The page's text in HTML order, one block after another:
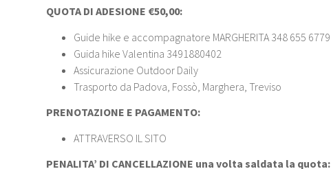
QUOTA DI ADESIONE €50,00:
Guide hike e accompagnatore MARGHERITA 348 655 6779
Guida hike Valentina 3491880402
Assicurazione Outdoor Daily
Trasporto da Padova, Fossò, Marghera, Treviso
PRENOTAZIONE E PAGAMENTO:
ATTRAVERSO IL SITO
PENALITA’ DI CANCELLAZIONE una volta saldata la quota: